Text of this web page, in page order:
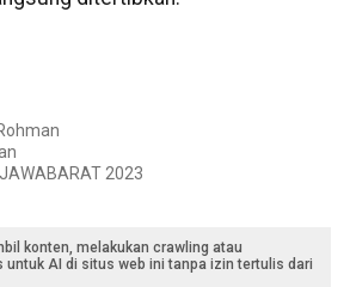
2023
konten, melakukan crawling atau
AI di situs web ini tanpa izin tertulis dari